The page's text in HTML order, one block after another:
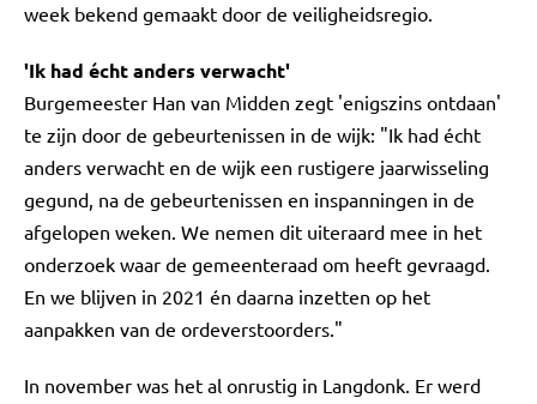
week bekend gemaakt door de veiligheidsregio.
'Ik had écht anders verwacht'
Burgemeester Han van Midden zegt 'enigszins ontdaan'
te zijn door de gebeurtenissen in de wijk: "Ik had écht
anders verwacht en de wijk een rustigere jaarwisseling
gegund, na de gebeurtenissen en inspanningen in de
afgelopen weken. We nemen dit uiteraard mee in het
onderzoek waar de gemeenteraad om heeft gevraagd.
En we blijven in 2021 én daarna inzetten op het
aanpakken van de ordeverstoorders."
In november was het al onrustig in Langdonk. Er werd